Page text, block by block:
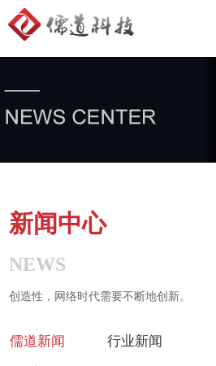
新闻中心
NEWS
创造性，网络时代需要不断地创新。
儒道新闻 行业新闻